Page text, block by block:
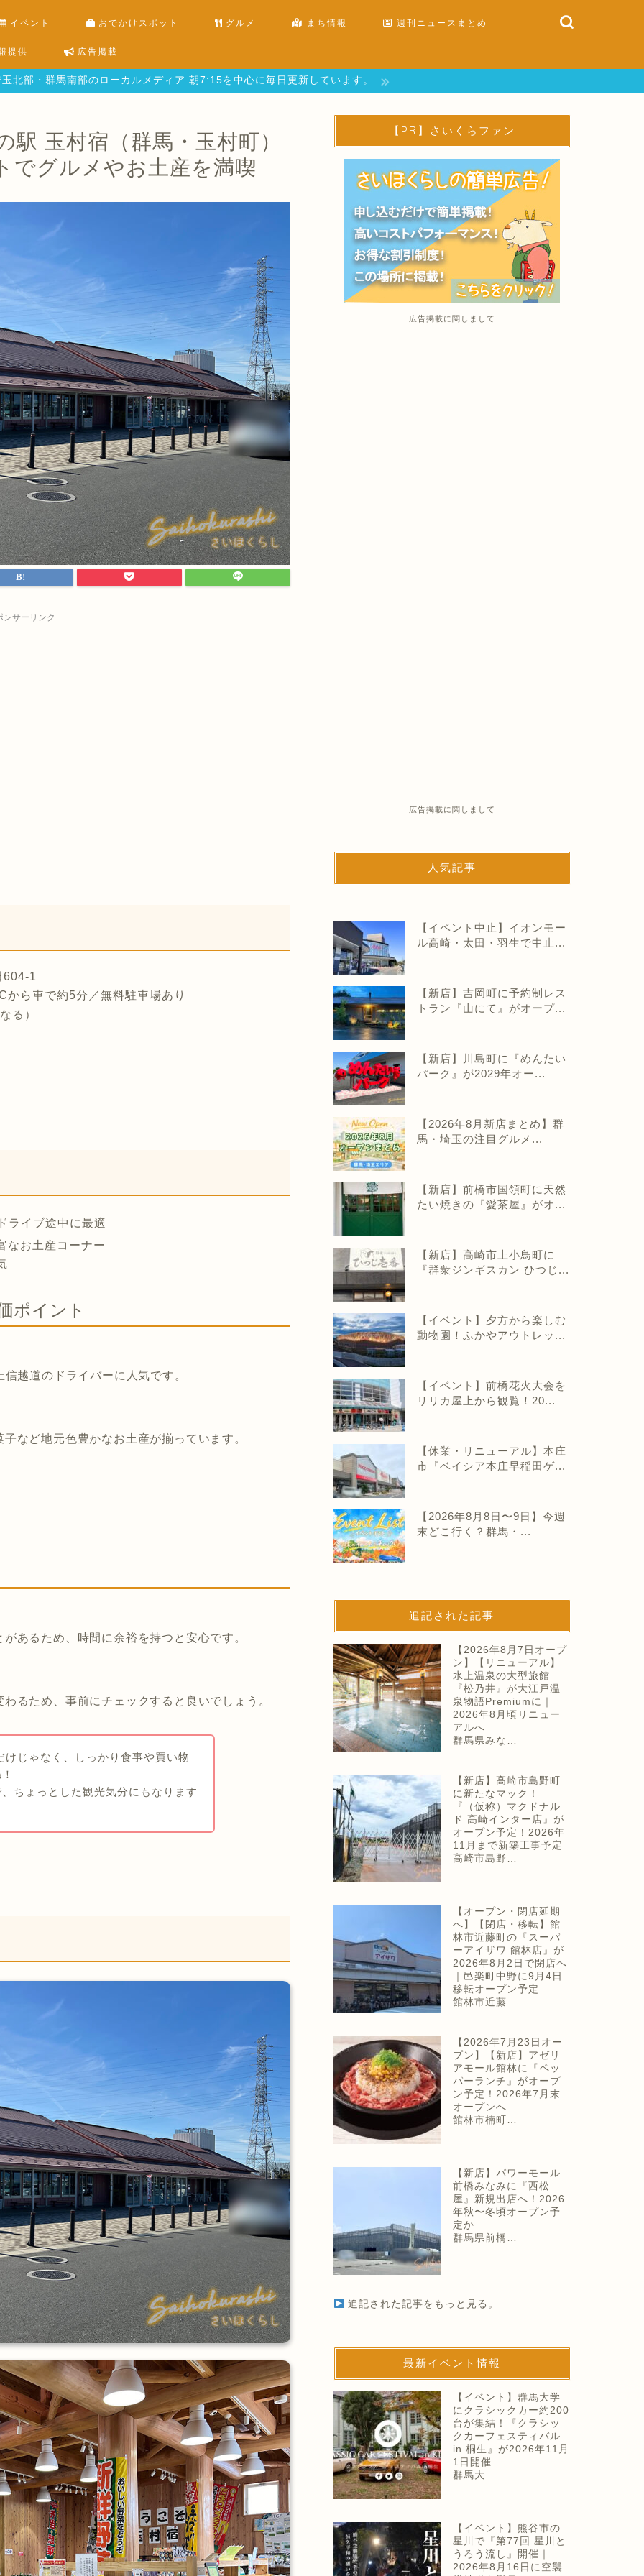
イベント おでかけスポット グルメ まち情報 週刊ニュースまとめ
提供 広告掲載
北部・群馬南部のローカルメディア 朝7:15を中心に毎日更新しています。
玉村宿（群馬・玉村町）
でグルメやお土産を満喫
ンサーリンク
604-1
から車で約5分／無料駐車場あり
る）
ライブ途中に最適
なお土産コーナー
ポイント
越道のドライバーに人気です。
など地元色豊かなお土産が揃っています。
あるため、時間に余裕を持つと安心です。
るため、事前にチェックすると良いでしょう。
じゃなく、しっかり食事や買い物
ちょっとした観光気分にもなります
【PR】さいくらファン
広告掲載に関しまして
広告掲載に関しまして
人気記事
【イベント中止】イオンモー
ル高崎・太田・羽生で中止...
【新店】吉岡町に予約制レス
トラン『山にて』がオープ...
【新店】川島町に『めんたい
パーク』が2029年オー...
【2026年8月新店まとめ】群
馬・埼玉の注目グルメ...
【新店】前橋市国領町に天然
たい焼きの『愛茶屋』がオ...
【新店】高崎市上小鳥町に
『群衆ジンギスカン ひつじ...
【イベント】夕方から楽しむ
動物園！ふかやアウトレッ...
【イベント】前橋花火大会を
リリカ屋上から観覧！20...
【休業・リニューアル】本庄
市『ベイシア本庄早稲田ゲ...
【2026年8月8日〜9日】今週
末どこ行く？群馬・...
追記された記事
【2026年8月7日オープ
ン】【リニューアル】
水上温泉の大型旅館
『松乃井』が大江戸温
泉物語Premiumに｜
2026年8月頃リニュー
アルへ
群馬県みな…
【新店】高崎市島野町
に新たなマック！
『（仮称）マクドナル
ド 高崎インター店』が
オープン予定！2026年
11月まで新築工事予定
高崎市島野…
【オープン・閉店延期
へ】【閉店・移転】館
林市近藤町の『スーパ
ーアイザワ 館林店』が
2026年8月2日で閉店へ
｜邑楽町中野に9月4日
移転オープン予定
館林市近藤…
【2026年7月23日オー
プン】【新店】アゼリ
アモール館林に『ペッ
パーランチ』がオープ
ン予定！2026年7月末
オープンへ
館林市楠町…
【新店】パワーモール
前橋みなみに『西松
屋』新規出店へ！2026
年秋〜冬頃オープン予
定か
群馬県前橋…
追記された記事をもっと見る。
最新イベント情報
【イベント】群馬大学
にクラシックカー約200
台が集結！『クラシッ
クカーフェスティバル
in 桐生』が2026年11月
1日開催
群馬大…
【イベント】熊谷市の
星川で『第77回 星川と
うろう流し』開催｜
2026年8月16日に空襲